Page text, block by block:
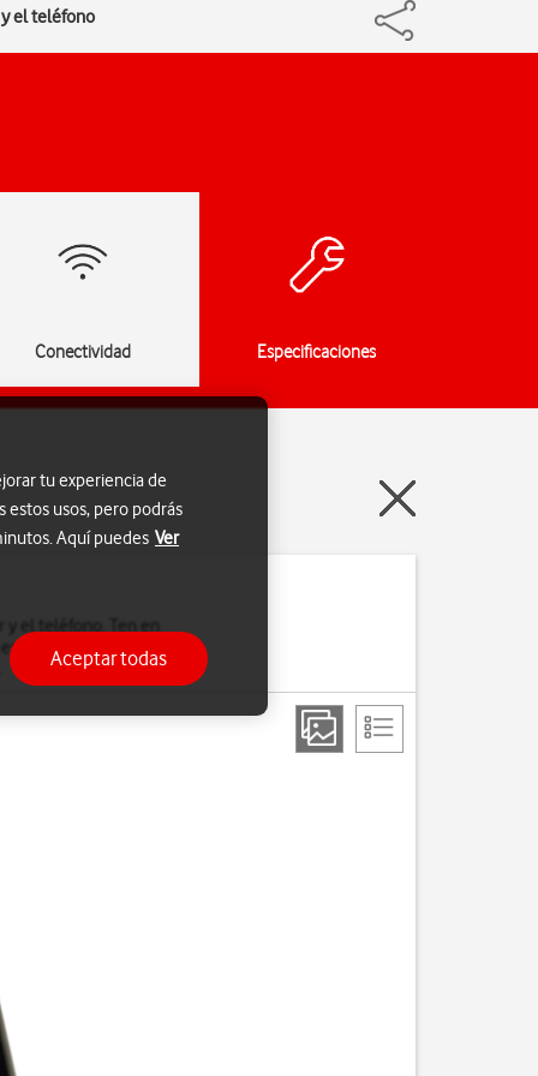
el teléfono
Conectividad Especificaciones
instrucciones en
tu experiencia de
estos usos, pero podrás
Aquí puedes Ver
Aceptar todas